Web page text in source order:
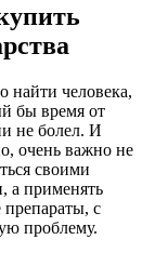
найти человека,
бы время от
не болел. И
очень важно не
своими
а применять
с
проблему.